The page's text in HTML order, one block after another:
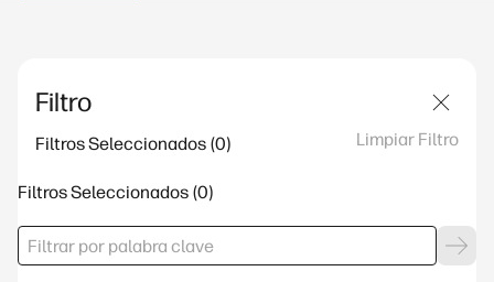
Filtro
Filtros Seleccionados Limpiar Filtro
Filtros Seleccionados